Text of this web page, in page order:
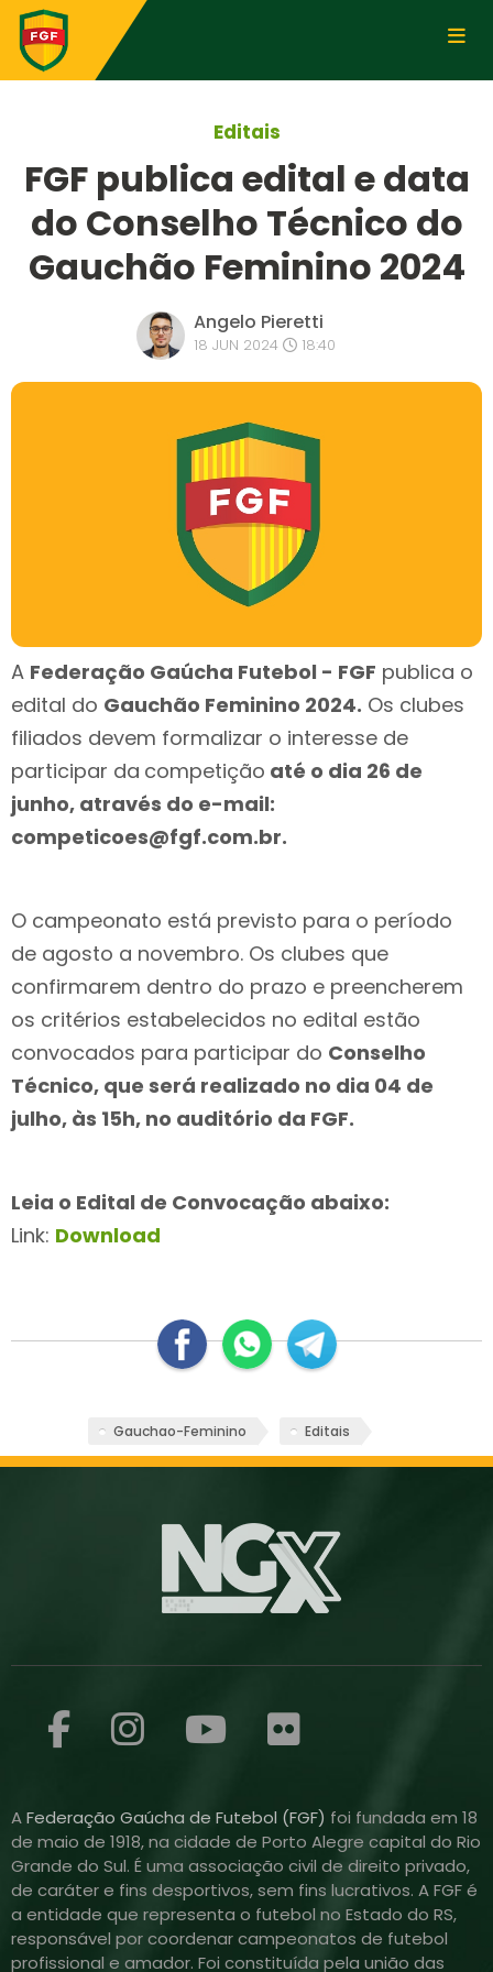
Editais
FGF publica edital e data
do Conselho Técnico do
Gauchão Feminino 2024
Angelo Pieretti
18 JUN 2024 18:40
A Federação Gaúcha Futebol - FGF publica o
edital do Gauchão Feminino 2024. Os clubes
filiados devem formalizar o interesse de
participar da competição até o dia 26 de
junho, através do e-mail:
competicoes@fgf.com.br.
O campeonato está previsto para o período
de agosto a novembro. Os clubes que
confirmarem dentro do prazo e preencherem
os critérios estabelecidos no edital estão
convocados para participar do Conselho
Técnico, que será realizado no dia 04 de
julho, às 15h, no auditório da FGF.
Leia o Edital de Convocação abaixo:
Link: Download
Gauchao-Feminino Editais
AFederação Gaúcha de Futebol (FGF) foi fundada em 18
de maio de 1918, na cidade de Porto Alegre capital do Rio
Grande do Sul. É uma associação civil de direito privado,
de caráter e fins desportivos, sem fins lucrativos. A FGF é
a entidade que representa o futebol no Estado do RS,
responsável por coordenar campeonatos de futebol
profissional e amador. Foi constituída pela união das